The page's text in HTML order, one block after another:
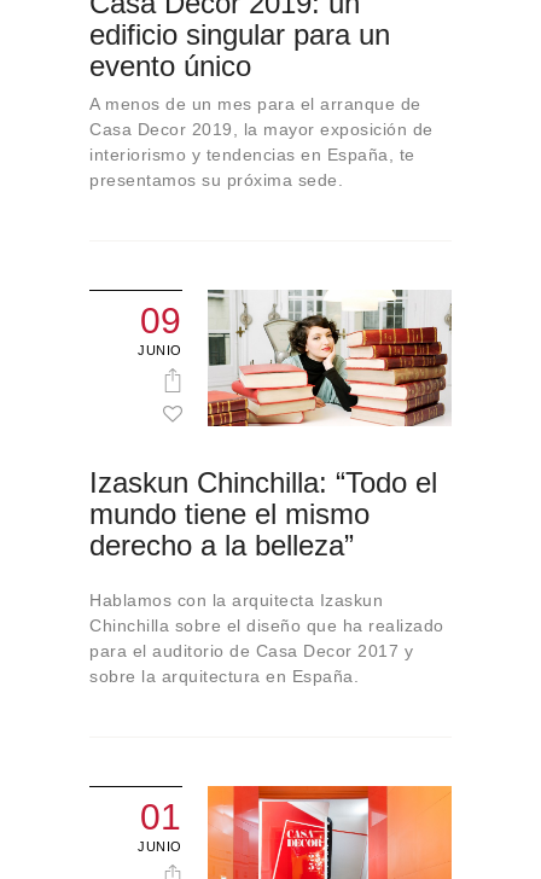
Sobre Connections
by Finsa
Contacto
edificio singular para un
evento único
A menos de un mes para el arranque de
Casa Decor 2019, la mayor exposición de
interiorismo y tendencias en España, te
presentamos su próxima sede.
09
JUNIO
Izaskun Chinchilla: “Todo el
mundo tiene el mismo
derecho a la belleza”
Hablamos con la arquitecta Izaskun
Chinchilla sobre el diseño que ha realizado
para el auditorio de Casa Decor 2017 y
sobre la arquitectura en España.
01
JUNIO